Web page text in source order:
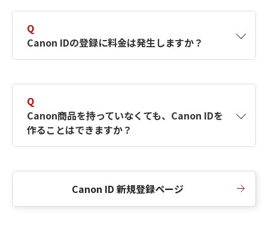
択したサービスから取得します。アカウントを
簡単に作成できるように、この情報を使用して
Canon IDの登録フォームを入力します。
Q
Canon IDの登録に料金は発生しますか？
Q
Canon商品を持っていなくても、Canon IDを
作ることはできますか？
Canon ID 新規登録ページ